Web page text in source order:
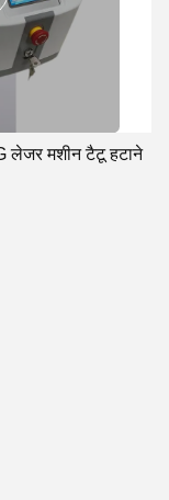
लेजर मशीन टैटू हटाने